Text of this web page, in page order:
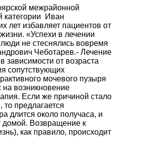
межрайонной
категории Иван
лет избавляет пациентов от
«Успехи в лечении
не стеснялись вовремя
Чеботарев.- Лечение
зависимости от возраста
сопутствующих
мочевого пузыря
возникновение
Если же причиной стало
предлагается
длится около получаса, и
Возвращение к
как правило, происходит